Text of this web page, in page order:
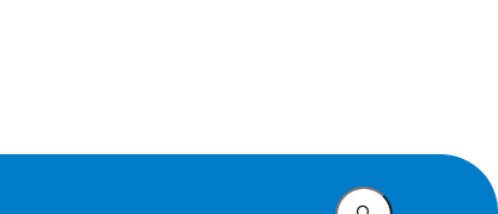
Vul in wat u